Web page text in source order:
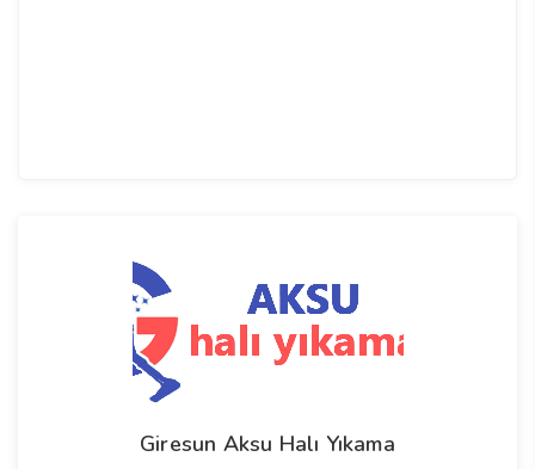
Giresun Aksu Halı Yıkama